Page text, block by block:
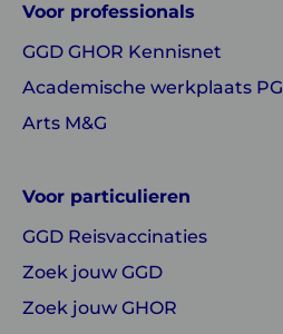
GHOR
Nederland
GHOR
Nederland
Voor professionals
GGD GHOR Kennisnet
Academische werkplaats PG
Arts M&G
Voor particulieren
GGD Reisvaccinaties
Zoek jouw GGD
Zoek jouw GHOR